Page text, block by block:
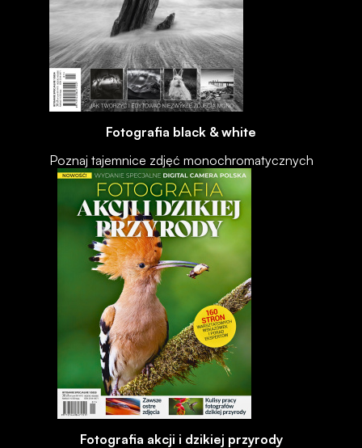
Fotografia black & white
Poznaj tajemnice zdjęć monochromatycznych
Fotografia akcji i dzikiej przyrody